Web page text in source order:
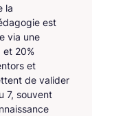
la
est
via une
et 20%
et
de valider
7, souvent